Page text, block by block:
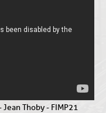
Thoby - FIMP21